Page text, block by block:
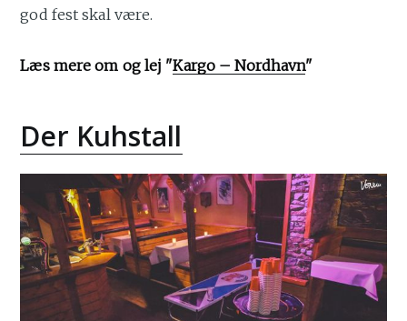
god fest skal være.
Læs mere om og lej "Kargo – Nordhavn"
Der Kuhstall